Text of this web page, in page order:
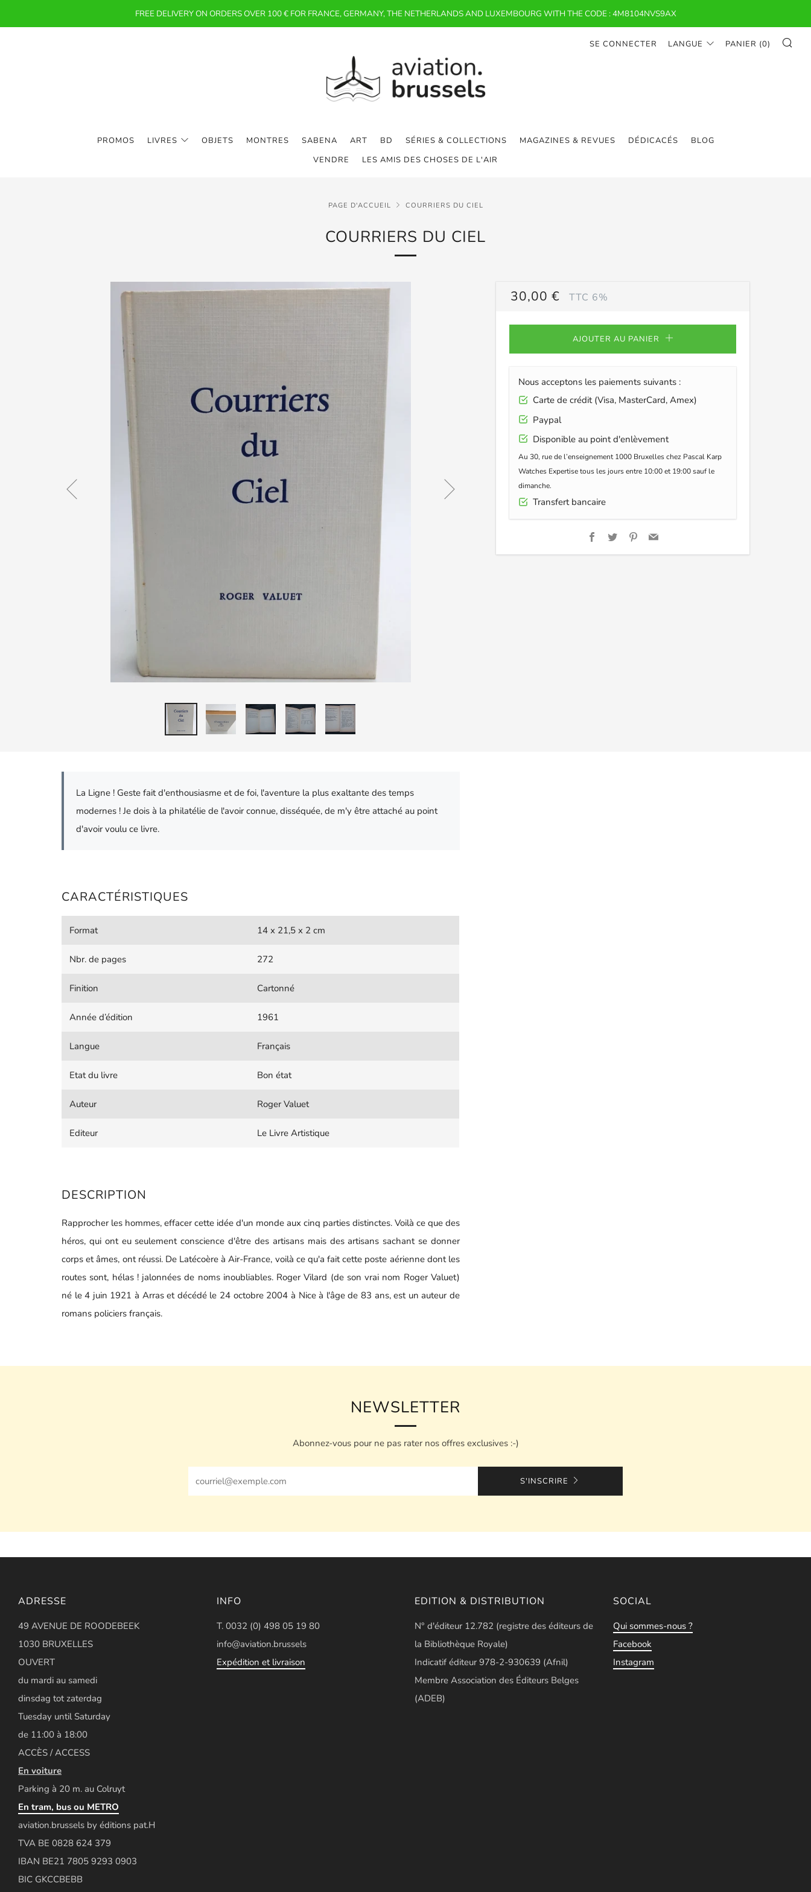
FREE DELIVERY ON ORDERS OVER 100 € FOR FRANCE, GERMANY, THE NETHERLANDS AND LUXEMBOURG WITH THE CODE : 4M8104NVS9AX
PROMOS LIVRES OBJETS MONTRES SABENA ART BD SÉRIES & COLLECTIONS MAGAZINES & REVUES DÉDICACÉS
BLOG
VENDRE
LES AMIS DES CHOSES DE L'AIR
SE CONNECTER LANGUE PANIER (0)
PAGE D'ACCUEIL COURRIERS DU CIEL
COURRIERS DU CIEL
PRIX
30,00 € TTC 6%
AJOUTER AU PANIER
Nous acceptons les paiements suivants :
Carte de crédit (Visa, MasterCard, Amex)
Paypal
Disponible au point d'enlèvement
Au 30, rue de l’enseignement 1000 Bruxelles chez Pascal Karp
Watches Expertise tous les jours entre 10:00 et 19:00 sauf le
dimanche.
Transfert bancaire
Facebook
TwitterPinterest
Email
La Ligne ! Geste fait d'enthousiasme et de foi, l'aventure la plus exaltante des temps
modernes ! Je dois à la philatélie de l'avoir connue, disséquée, de m'y être attaché au point
d'avoir voulu ce livre.
CARACTÉRISTIQUES
Format 14 x 21,5 x 2 cm
Nbr. de pages 272
Finition Cartonné
Année d’édition 1961
Langue Français
Etat du livre Bon état
Auteur Roger Valuet
Editeur Le Livre Artistique
DESCRIPTION
Rapprocher les hommes, effacer cette idée d'un monde aux cinq parties distinctes. Voilà ce que des
héros, qui ont eu seulement conscience d'être des artisans mais des artisans sachant se donner
corps et âmes, ont réussi. De Latécoère à Air-France, voilà ce qu'a fait cette poste aérienne dont les
routes sont, hélas ! jalonnées de noms inoubliables. Roger Vilard (de son vrai nom Roger Valuet)
né le 4 juin 1921 à Arras et décédé le 24 octobre 2004 à Nice à l'âge de 83 ans, est un auteur de
romans policiers français.
NEWSLETTER
Abonnez-vous pour ne pas rater nos offres exclusives :-)
S'INSCRIRE
ADRESSE
49 AVENUE DE ROODEBEEK
1030 BRUXELLES
OUVERT
du mardi au samedi
dinsdag tot zaterdag
Tuesday until Saturday
de 11:00 à 18:00
ACCÈS / ACCESS
En voiture
Parking à 20 m. au Colruyt
En tram, bus ou METRO
aviation.brussels by éditions pat.H
TVA BE 0828 624 379
IBAN BE21 7805 9293 0903
BIC GKCCBEBB
INFO
T. 0032 (0) 498 05 19 80
info@aviation.brussels
Expédition et livraison
EDITION & DISTRIBUTION
N° d'éditeur 12.782 (registre des éditeurs de
la Bibliothèque Royale)
Indicatif éditeur 978-2-930639 (Afnil)
Membre Association des Éditeurs Belges
(ADEB)
SOCIAL
Qui sommes-nous ?
Facebook
Instagram